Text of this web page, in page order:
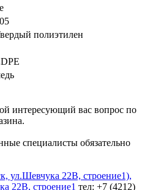
полиэтилен
интересующий вас вопрос по
специалисты обязательно
ул.Шевчука 22В, строение1),
22В, строение1 тел: +7 (4212)